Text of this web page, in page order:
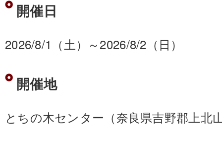
開催日
2026/8/1（土）～2026/8/2（日）
開催地
とちの木センター（奈良県吉野郡上北